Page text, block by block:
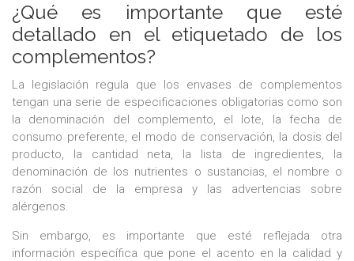
¿Qué es importante que esté
detallado en el etiquetado de los
complementos?
La legislación regula que los envases de complementos
tengan una serie de especificaciones obligatorias como son
la denominación del complemento, el lote, la fecha de
consumo preferente, el modo de conservación, la dosis del
producto, la cantidad neta, la lista de ingredientes, la
denominación de los nutrientes o sustancias, el nombre o
razón social de la empresa y las advertencias sobre
alérgenos.​​​​​​​
Sin embargo, es importante que esté reflejada otra
información específica que pone el acento en la calidad y